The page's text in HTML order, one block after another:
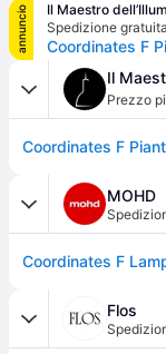
annuncio
Il Maestro
Spedizione gratuita
Il
Prezzo
MOHD
Coordinates F
Flos